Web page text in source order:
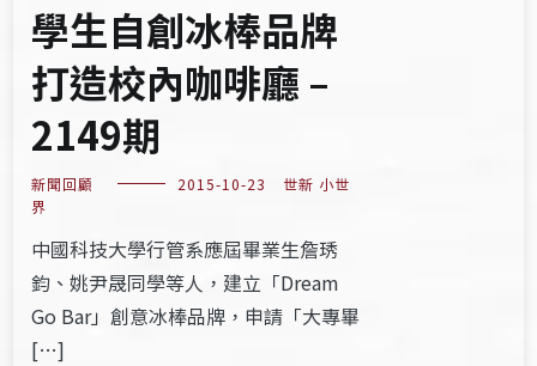
學生自創冰棒品牌
打造校內咖啡廳 –
2149期
新聞回顧 2015-10-23
世新 小世
界
中國科技大學行管系應屆畢業生詹琇
鈞、姚尹晟同學等人，建立「Dream
Go Bar」創意冰棒品牌，申請「大專畢
[…]